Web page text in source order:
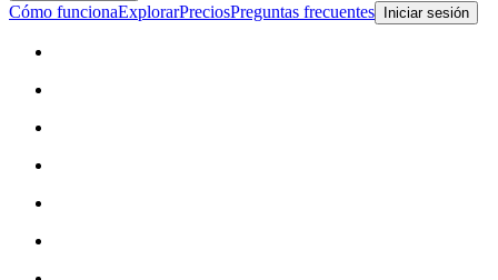
Cómo funcionaExplorarPreciosPreguntas frecuentes Iniciar sesión